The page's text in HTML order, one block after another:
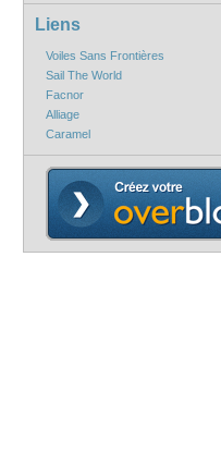
Liens
Voiles Sans Frontières
Sail The World
Facnor
Alliage
Caramel